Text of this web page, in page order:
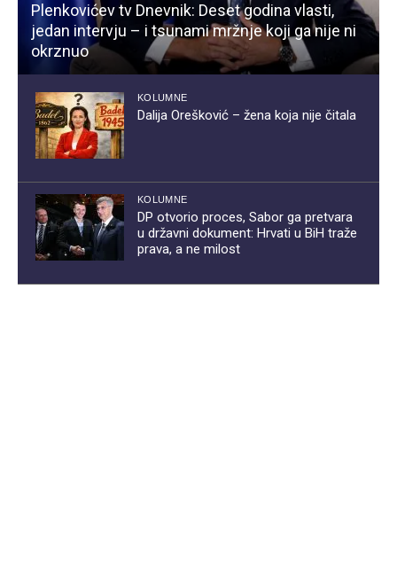
Plenkovićev tv Dnevnik: Deset godina vlasti,
jedan intervju – i tsunami mržnje koji ga nije ni
okrznuo
KOLUMNE
Dalija Orešković – žena koja nije čitala
KOLUMNE
DP otvorio proces, Sabor ga pretvara
u državni dokument: Hrvati u BiH traže
prava, a ne milost